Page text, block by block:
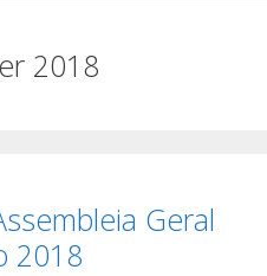
2018
Geral
2018